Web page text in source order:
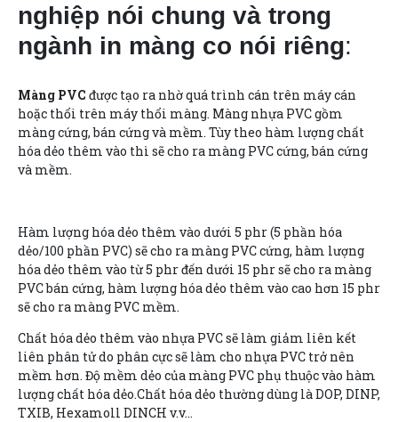
nghiệp nói chung và trong
ngành in màng co nói riêng:
Màng PVC được tạo ra nhờ quá trình cán trên máy cán
hoặc thổi trên máy thổi màng. Màng nhựa PVC gồm
màng cứng, bán cứng và mềm. Tùy theo hàm lượng chất
hóa dẻo thêm vào thì sẽ cho ra màng PVC cứng, bán cứng
và mềm.
Hàm lượng hóa dẻo thêm vào dưới 5 phr (5 phần hóa
dẻo/100 phần PVC) sẽ cho ra màng PVC cứng, hàm lượng
hóa dẻo thêm vào từ 5 phr đến dưới 15 phr sẽ cho ra màng
PVC bán cứng, hàm lượng hóa dẻo thêm vào cao hơn 15 phr
sẽ cho ra màng PVC mềm.
Chất hóa dẻo thêm vào nhựa PVC sẽ làm giảm liên kết
liên phân tử do phân cực sẽ làm cho nhựa PVC trở nên
mềm hơn. Độ mềm dẻo của màng PVC phụ thuộc vào hàm
lượng chất hóa dẻo.Chất hóa dẻo thường dùng là DOP, DINP,
TXIB, Hexamoll DINCH v.v...